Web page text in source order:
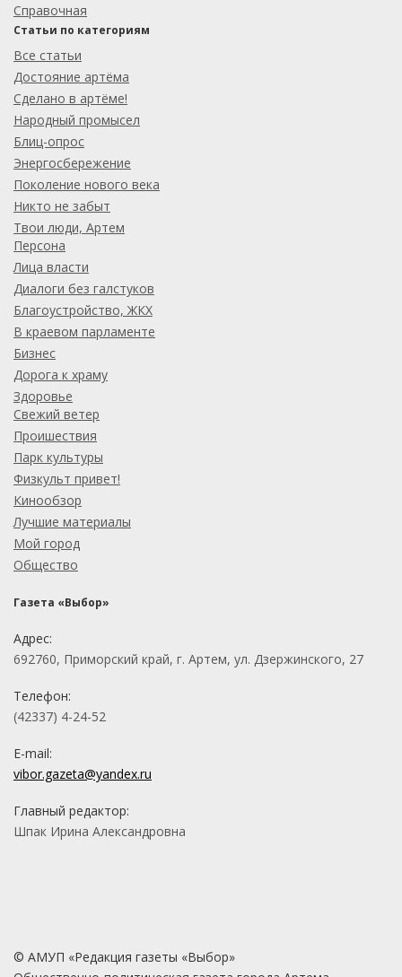
Справочная
Статьи по категориям
Все статьи
Достояние артёма
Сделано в артёме!
Народный промысел
Блиц-опрос
Энергосбережение
Поколение нового века
Никто не забыт
Твои люди, Артем
Персона
Лица власти
Диалоги без галстуков
Благоустройство, ЖКХ
В краевом парламенте
Бизнес
Дорога к храму
Здоровье
Свежий ветер
Проишествия
Парк культуры
Физкульт привет!
Кинообзор
Лучшие материалы
Мой город
Общество
Газета «Выбор»
Адрес:
692760, Приморский край, г. Артем, ул. Дзержинского, 27
Телефон:
(42337) 4-24-52
E-mail:
vibor.gazeta@yandex.ru
Главный редактор:
Шпак Ирина Александровна
© АМУП «Редакция газеты «Выбор»